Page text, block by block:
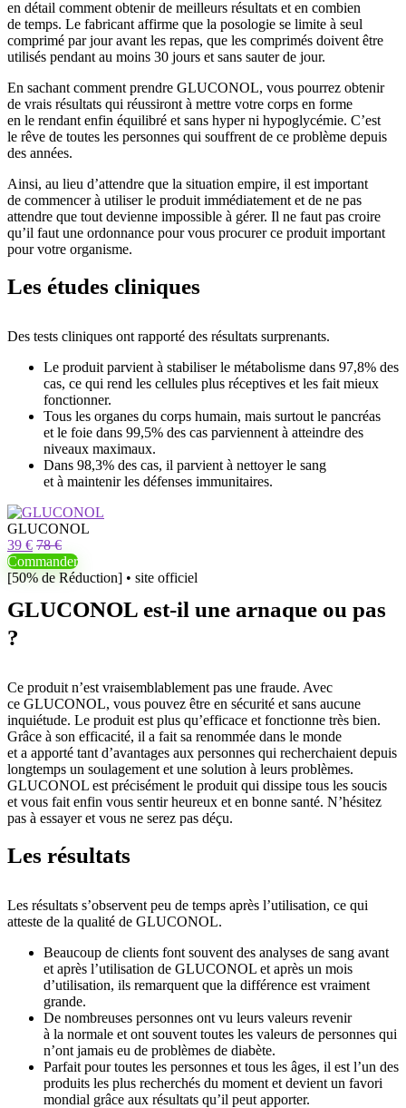
en détail comment obtenir de meilleurs résultats et en combien
de temps. Le fabricant affirme que la posologie se limite à seul
comprimé par jour avant les repas, que les comprimés doivent être
utilisés pendant au moins 30 jours et sans sauter de jour.
En sachant comment prendre GLUCONOL, vous pourrez obtenir
de vrais résultats qui réussiront à mettre votre corps en forme
en le rendant enfin équilibré et sans hyper ni hypoglycémie. C’est
le rêve de toutes les personnes qui souffrent de ce problème depuis
des années.
Ainsi, au lieu d’attendre que la situation empire, il est important
de commencer à utiliser le produit immédiatement et de ne pas
attendre que tout devienne impossible à gérer. Il ne faut pas croire
qu’il faut une ordonnance pour vous procurer ce produit important
pour votre organisme.
Les études cliniques
Des tests cliniques ont rapporté des résultats surprenants.
Le produit parvient à stabiliser le métabolisme dans 97,8% des
cas, ce qui rend les cellules plus réceptives et les fait mieux
fonctionner.
Tous les organes du corps humain, mais surtout le pancréas
et le foie dans 99,5% des cas parviennent à atteindre des
niveaux maximaux.
Dans 98,3% des cas, il parvient à nettoyer le sang
et à maintenir les défenses immunitaires.
GLUCONOL
39 € 78 €
Commander
[50% de Réduction] • site officiel
GLUCONOL est-il une arnaque ou pas
?
Ce produit n’est vraisemblablement pas une fraude. Avec
ce GLUCONOL, vous pouvez être en sécurité et sans aucune
inquiétude. Le produit est plus qu’efficace et fonctionne très bien.
Grâce à son efficacité, il a fait sa renommée dans le monde
et a apporté tant d’avantages aux personnes qui recherchaient depuis
longtemps un soulagement et une solution à leurs problèmes.
GLUCONOL est précisément le produit qui dissipe tous les soucis
et vous fait enfin vous sentir heureux et en bonne santé. N’hésitez
pas à essayer et vous ne serez pas déçu.
Les résultats
Les résultats s’observent peu de temps après l’utilisation, ce qui
atteste de la qualité de GLUCONOL.
Beaucoup de clients font souvent des analyses de sang avant
et après l’utilisation de GLUCONOL et après un mois
d’utilisation, ils remarquent que la différence est vraiment
grande.
De nombreuses personnes ont vu leurs valeurs revenir
à la normale et ont souvent toutes les valeurs de personnes qui
n’ont jamais eu de problèmes de diabète.
Parfait pour toutes les personnes et tous les âges, il est l’un des
produits les plus recherchés du moment et devient un favori
mondial grâce aux résultats qu’il peut apporter.